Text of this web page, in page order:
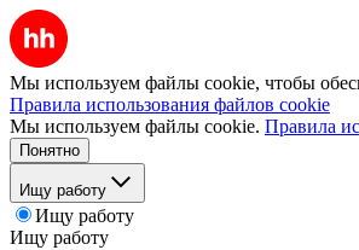
Мы используем файлы cookie, чтобы
Правила использования файлов cookie
Мы используем файлы cookie. Правила
Понятно
Ищу работу
Ищу работу
Ищу работу